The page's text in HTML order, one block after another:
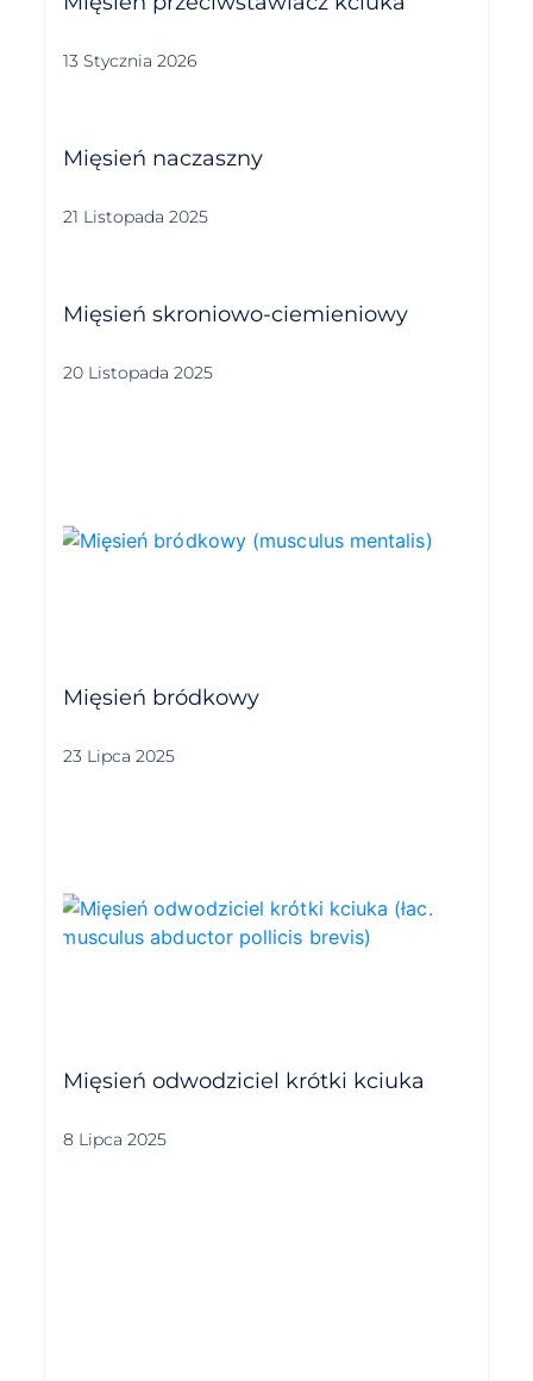
13 Stycznia 2026
Mięsień naczaszny
21 Listopada 2025
Mięsień skroniowo-ciemieniowy
20 Listopada 2025
Mięsień bródkowy
23 Lipca 2025
Mięsień odwodziciel krótki kciuka
8 Lipca 2025